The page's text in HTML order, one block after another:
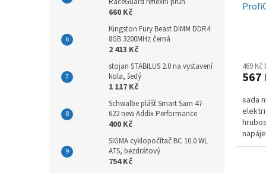
660 Kč
Kingston Fury Beast DIMM DDR4
8GB 3200MHz černá
2 413 Kč
stojan STABILUS 2.0 na vystavení
kola, šedý
1 117 Kč
Schwalbe plášť Smart Sam 47-
622 new Addix Performance
400 Kč
SIGMA cyklopočítač BC 10.0 WL
ATS, bezdrátový
754 Kč
469 Kč
567
sada